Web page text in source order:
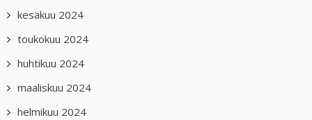
kesäkuu 2024
toukokuu 2024
huhtikuu 2024
maaliskuu 2024
helmikuu 2024